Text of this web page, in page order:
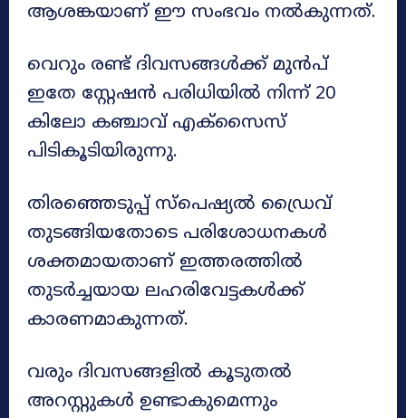
ആശങ്കയാണ് ഈ സംഭവം നൽകുന്നത്.
വെറും രണ്ട് ദിവസങ്ങൾക്ക് മുൻപ്
ഇതേ സ്റ്റേഷൻ പരിധിയിൽ നിന്ന് 20
കിലോ കഞ്ചാവ് എക്സൈസ്
പിടികൂടിയിരുന്നു.
തിരഞ്ഞെടുപ്പ് സ്പെഷ്യൽ ഡ്രൈവ്
തുടങ്ങിയതോടെ പരിശോധനകൾ
ശക്തമായതാണ് ഇത്തരത്തിൽ
തുടർച്ചയായ ലഹരിവേട്ടകൾക്ക്
കാരണമാകുന്നത്.
വരും ദിവസങ്ങളിൽ കൂടുതൽ
അറസ്റ്റുകൾ ഉണ്ടാകുമെന്നും